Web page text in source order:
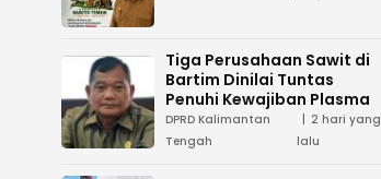
Tiga Perusahaan Sawit di
Bartim Dinilai Tuntas
Penuhi Kewajiban Plasma
DPRD Kalimantan
Tengah
2 hari yang
lalu